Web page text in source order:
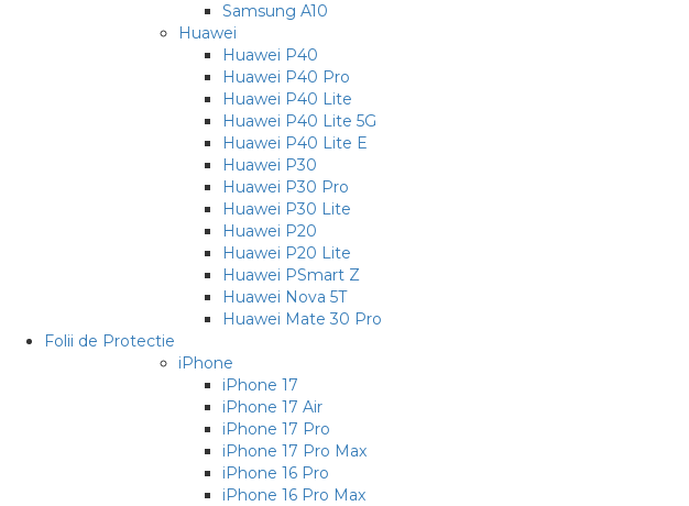
Samsung A10
Huawei
Huawei P40
Huawei P40 Pro
Huawei P40 Lite
Huawei P40 Lite 5G
Huawei P40 Lite E
Huawei P30
Huawei P30 Pro
Huawei P30 Lite
Huawei P20
Huawei P20 Lite
Huawei PSmart Z
Huawei Nova 5T
Huawei Mate 30 Pro
Folii de Protectie
iPhone
iPhone 17
iPhone 17 Air
iPhone 17 Pro
iPhone 17 Pro Max
iPhone 16 Pro
iPhone 16 Pro Max